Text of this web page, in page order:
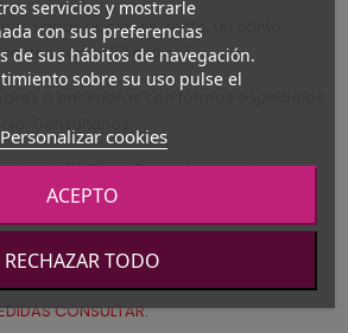
varias opciones: recto, un canto
cantos curvos (2 radios).
o encimeras con formas especiales
fondo 58,2 cm. Para otras opciones
DE LA IMAGEN.
CONSULTAR.
servicios y mostrarle
con sus preferencias
de sus hábitos de navegación.
sobre su uso pulse el
Personalizar cookies
RECHAZAR TODO
ACEPTO